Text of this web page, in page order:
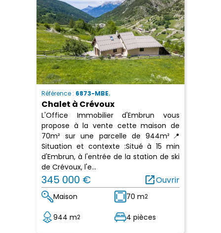
Référence : 6873-MBE.
Chalet à Crévoux
L'Office Immobilier d'Embrun vous
propose à la vente cette maison de
70m² sur une parcelle de 944m²📍
Situation et contexte :Situé à 15 min
d'Embrun, à l'entrée de la station de ski
de Crévoux, l'e...
345 000 € open_in_newOuvrir
Maison 70 m2
944 m2 4 pièces